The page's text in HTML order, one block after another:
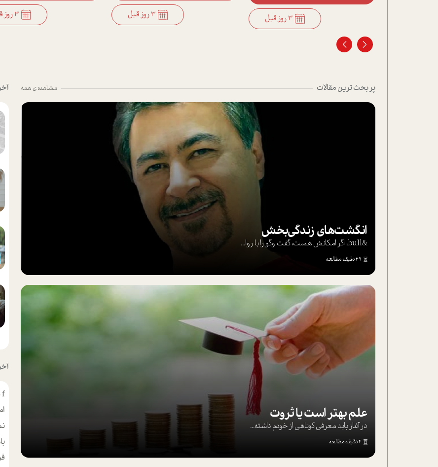
3 روز قبل 3 روز قبل 3 روز قبل
پر بحث ترین مقالات مشاهده ی همه
انگشت‌های‌ زندگی‌بخش
&bull; اگر امکانش هست، گفت وگو را با روا...
29 دقیقه مطالعه
علم بهتر است یا ثروت
در آغاز باید معرفی کوتاهی از خودم داشته...
4 دقیقه مطالعه
f